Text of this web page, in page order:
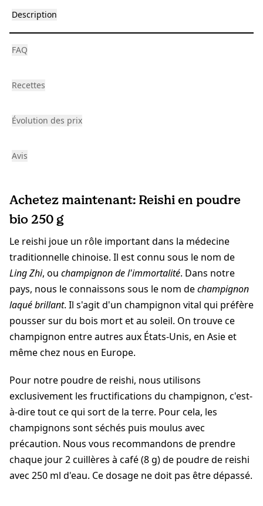
Description
FAQ
Recettes
Évolution des prix
Avis
Achetez maintenant: Reishi en poudre
bio 250 g
Le reishi joue un rôle important dans la médecine
traditionnelle chinoise. Il est connu sous le nom de
Ling Zhi, ou champignon de l'immortalité. Dans notre
pays, nous le connaissons sous le nom dechampignon
laqué brillant. Il s'agit d'un champignon vital qui préfère
pousser sur du bois mort et au soleil. On trouve ce
champignon entre autres aux États-Unis, en Asie et
même chez nous en Europe.
Pour notre poudre de reishi, nous utilisons
exclusivement les fructifications du champignon, c'est-
à-dire tout ce qui sort de la terre. Pour cela, les
champignons sont séchés puis moulus avec
précaution. Nous vous recommandons de prendre
chaque jour 2 cuillères à café (8 g) de poudre de reishi
avec 250 ml d'eau. Ce dosage ne doit pas être dépassé.